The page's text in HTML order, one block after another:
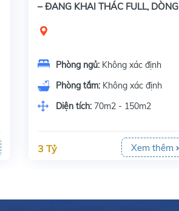
– ĐANG KHAI THÁC FULL, DÒNG
Phòng ngủ: Không xác định
Phòng tắm: Không xác định
Diện tích: 70m2 - 150m2
3 Tỷ Xem thêm